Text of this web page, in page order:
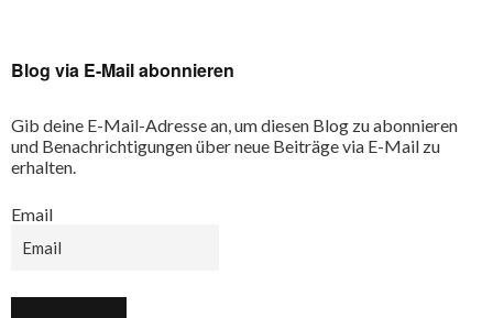
Blog via E-Mail abonnieren
Gib deine E-Mail-Adresse an, um diesen Blog zu abonnieren
und Benachrichtigungen über neue Beiträge via E-Mail zu
erhalten.
Email